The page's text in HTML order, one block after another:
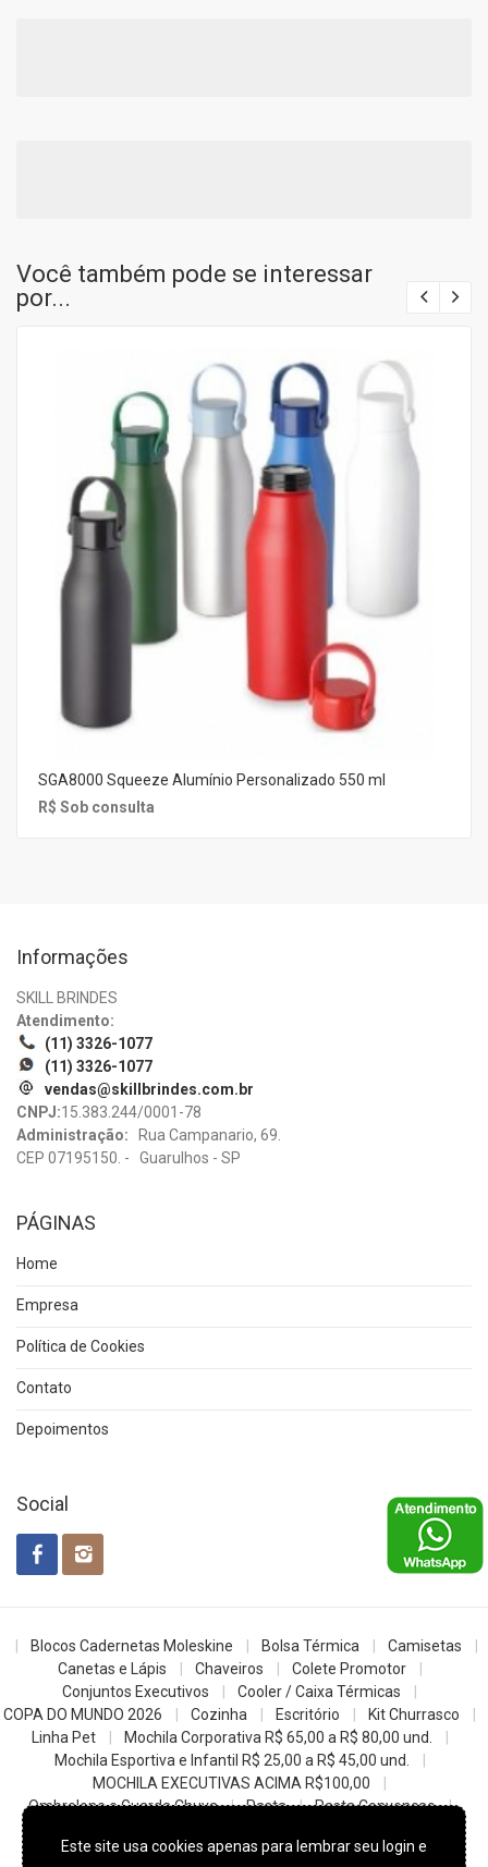
Você também pode se interessar
por...
SGA8000 Squeeze Alumínio Personalizado 550 ml
R$ Sob consulta
Informações
SKILL BRINDES
Atendimento:
(11) 3326-1077
(11) 3326-1077
vendas@skillbrindes.com.br
CNPJ:15.383.244/0001-78
Administração: Rua Campanario, 69.
CEP 07195150. - Guarulhos - SP
PÁGINAS
Home
Empresa
Política de Cookies
Contato
Depoimentos
Social
Blocos Cadernetas Moleskine Bolsa Térmica
Camisetas
Canetas e Lápis
Chaveiros
Colete Promotor
Conjuntos Executivos
Cooler / Caixa Térmicas
COPA DO MUNDO 2026
Cozinha Escritório
Kit Churrasco
Linha Pet
Mochila Corporativa R$ 65,00 a R$ 80,00 und.
Mochila Esportiva e Infantil R$ 25,00 a R$ 45,00 und.
MOCHILA EXECUTIVAS ACIMA R$100,00
Ombrelone e Guarda Chuva
Pasta
Pasta Convencao
z- Datas Comemorativas
Este site usa cookies apenas para lembrar seu login e